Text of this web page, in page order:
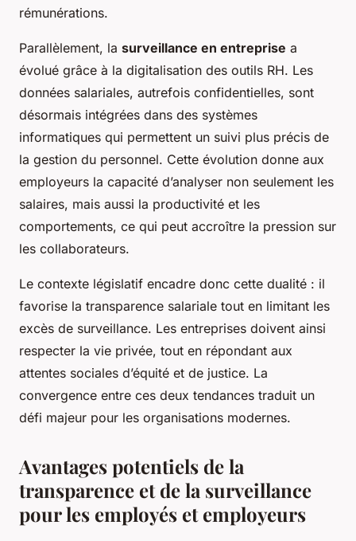
rémunérations.
Parallèlement, la surveillance en entreprise a
évolué grâce à la digitalisation des outils RH. Les
données salariales, autrefois confidentielles, sont
désormais intégrées dans des systèmes
informatiques qui permettent un suivi plus précis de
la gestion du personnel. Cette évolution donne aux
employeurs la capacité d’analyser non seulement les
salaires, mais aussi la productivité et les
comportements, ce qui peut accroître la pression sur
les collaborateurs.
Le contexte législatif encadre donc cette dualité : il
favorise la transparence salariale tout en limitant les
excès de surveillance. Les entreprises doivent ainsi
respecter la vie privée, tout en répondant aux
attentes sociales d’équité et de justice. La
convergence entre ces deux tendances traduit un
défi majeur pour les organisations modernes.
Avantages potentiels de la
transparence et de la surveillance
pour les employés et employeurs